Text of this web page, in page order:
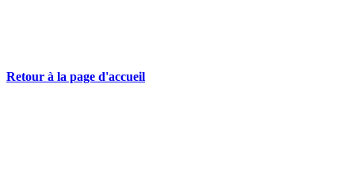
Retour à la page d'accueil